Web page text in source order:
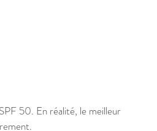
50. En réalité, le meilleur